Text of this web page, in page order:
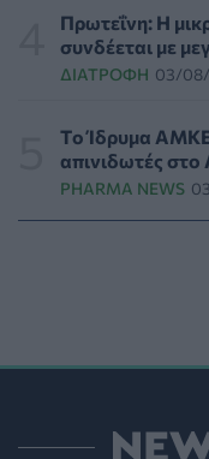
Νέα μελέτη: Η
γενική υγεία σε
απομόνωση
Χαλκιδική: Εντός
πρώτες
ΠΟΛΙΤΙΚΉ ΥΓΕΊΑΣ 05/
Πρωτεΐνη: Η
συνδέεται με
ΔΙΑΤΡΟΦΉ 03/
Tο Ίδρυμα
απινιδωτές
PHARMA NEWS